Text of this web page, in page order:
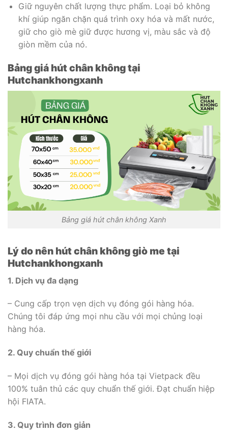
Giữ nguyên chất lượng thực phẩm. Loại bỏ không
khí giúp ngăn chặn quá trình oxy hóa và mất nước,
giữ cho giò mè giữ được hương vị, màu sắc và độ
giòn mềm của nó.
Bảng giá hút chân không tại
Hutchankhongxanh
Bảng giá hút chân không Xanh
Lý do nên hút chân không giò me tại
Hutchankhongxanh
1. Dịch vụ đa dạng
– Cung cấp trọn vẹn dịch vụ đóng gói hàng hóa.
Chúng tôi đáp ứng mọi nhu cầu với mọi chủng loại
hàng hóa.
2. Quy chuẩn thế giới
– Mọi dịch vụ đóng gói hàng hóa tại Vietpack đều
100% tuân thủ các quy chuẩn thế giới. Đạt chuẩn hiệp
hội FIATA.
3. Quy trình đơn giản